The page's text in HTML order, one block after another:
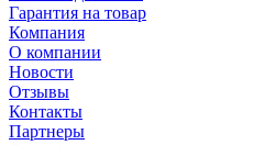
Гарантия на товар
Компания
О компании
Новости
Отзывы
Контакты
Партнеры